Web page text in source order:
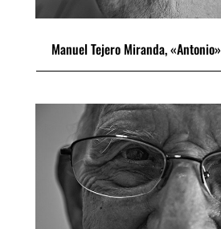
Manuel Tejero Miranda, «Antonio»